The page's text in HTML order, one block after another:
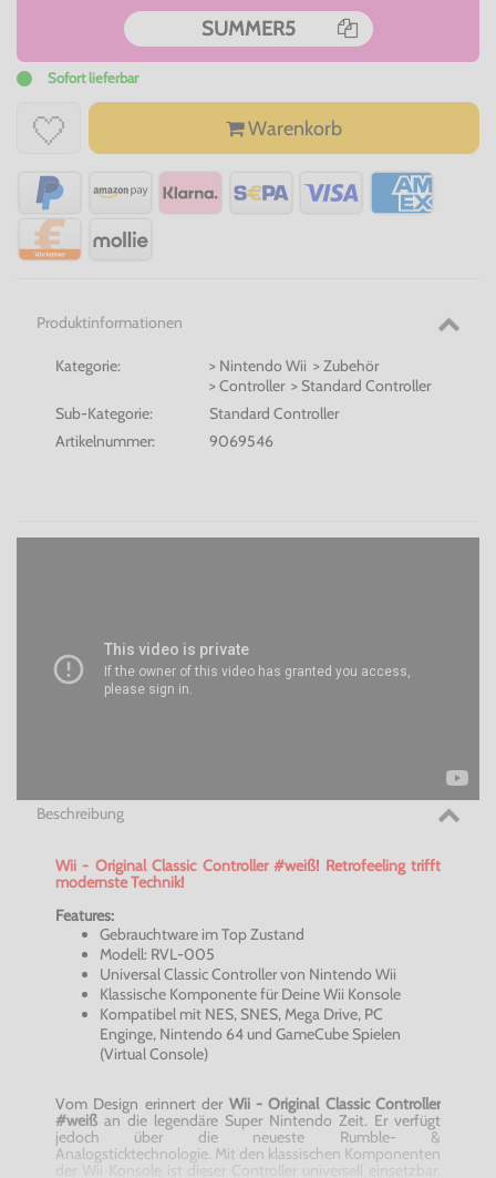
SUMMER5
Sofort lieferbar
Warenkorb
Produktinformationen
Kategorie:
> Nintendo Wii > Zubehör
> Controller > Standard Controller
Sub-Kategorie:
Standard Controller
Artikelnummer:
9069546
Beschreibung
Wii - Original Classic Controller #weiß! Retrofeeling trifft
modernste Technik!
Features:
Gebrauchtware im Top Zustand
Modell: RVL-005
Universal Classic Controller von Nintendo Wii
Klassische Komponente für Deine Wii Konsole
Kompatibel mit NES, SNES, Mega Drive, PC
Enginge, Nintendo 64 und GameCube Spielen
(Virtual Console)
Vom Design erinnert der Wii - Original Classic Controller
#weiß an die legendäre Super Nintendo Zeit. Er verfügt
jedoch über die neueste Rumble- &
Analogsticktechnologie. Mit den klassischen Komponenten
der Wii Konsole ist dieser Controller universell einsetzbar.